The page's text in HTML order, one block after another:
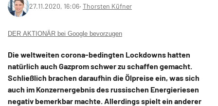
27.11.2020, 16:06‧ Thorsten Küfner
DER AKTIONÄR bei Google bevorzugen
Die weltweiten corona-bedingten Lockdowns hatten
natürlich auch Gazprom schwer zu schaffen gemacht.
Schließlich brachen daraufhin die Ölpreise ein, was sich
auch im Konzernergebnis des russischen Energieriesen
negativ bemerkbar machte. Allerdings spielt ein anderer